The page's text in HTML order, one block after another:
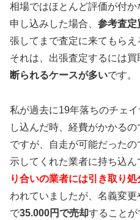
相場ではほとんど評価が付
申し込みした場合、 参考査定
張してまで査定に来てもらえ
それは、出張査定するには買
断られるケースが多いです。
私が過去に19年落ちのチェ
し込んだ時、経費がかかるの
ですが、自走が可能だった
示してくれた業者に持ち込ん
り合いの業者には引き取り
われていましたが、名義変
で35.000円で売却することが